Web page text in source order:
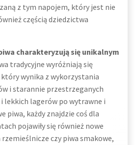
z tym napojem, który jest nie
częścią dziedzictwa
charakteryzują się unikalnym
tradycyjne wyróżniają się
wynika z wykorzystania
i starannie przestrzeganych
i lekkich lagerów po wytrawne i
piwa, każdy znajdzie coś dla
pojawiły się również nowe
czy piwa smakowe,